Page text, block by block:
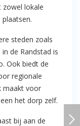
zowel lokale
steden zoals
de Randstad is
Ook biedt de
regionale
maakt voor
het dorp zelf.
bij aan de